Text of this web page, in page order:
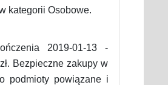
kategorii Osobowe.
2019-01-13 -
Bezpieczne zakupy w
podmioty powiązane i